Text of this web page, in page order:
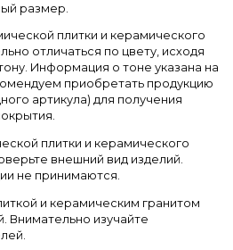
размер.
плитки и керамического
отличаться по цвету, исходя
Информация о тоне указана на
приобретать продукцию
артикула) для получения
плитки и керамического
внешний вид изделий.
не принимаются.
и керамическим гранитом
Внимательно изучайте